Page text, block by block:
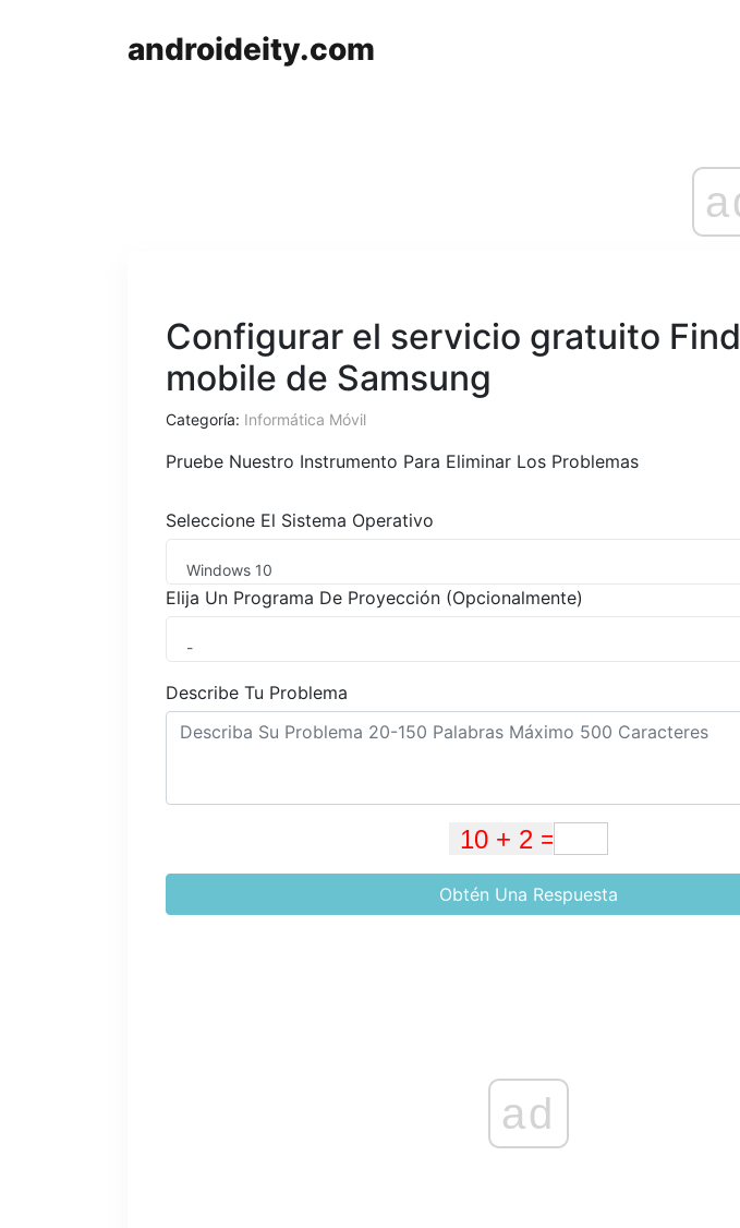
androideity.com
Configurar el servicio gratuito
mobile de Samsung
Categoría: Informática Móvil
Pruebe Nuestro Instrumento Para Eliminar Los Problemas
Seleccione El Sistema Operativo
Windows 10
Elija Un Programa De Proyección (Opcionalmente)
-
Describe Tu Problema
Obtén Una Respuesta
ad